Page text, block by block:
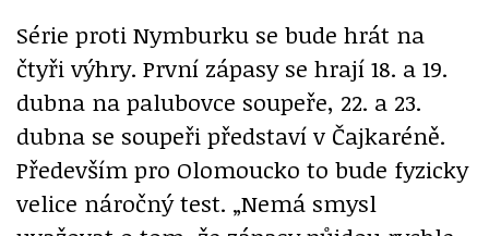
Série proti Nymburku se bude hrát na
čtyři výhry. První zápasy se hrají 18. a 19.
dubna na palubovce soupeře, 22. a 23.
dubna se soupeři představí v Čajkaréně.
Především pro Olomoucko to bude fyzicky
velice náročný test. „Nemá smysl